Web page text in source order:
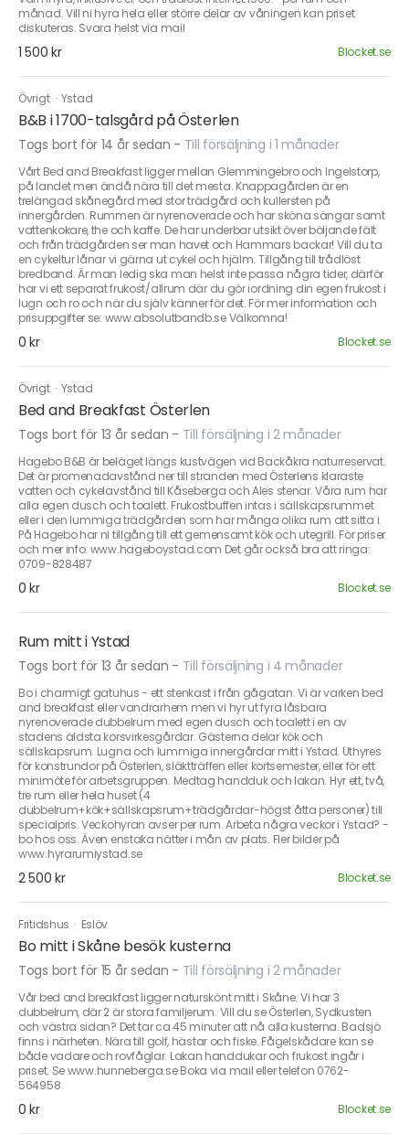
månad. Vill ni hyra hela eller större delar av våningen kan priset
diskuteras. Svara helst via mail
1 500 kr Blocket.se
Övrigt · Ystad
B&B i 1700-talsgård på Österlen
Togs bort för 14 år sedan - Till försäljning i 1 månader
Vårt Bed and Breakfast ligger mellan Glemmingebro och Ingelstorp,
på landet men ändå nära till det mesta. Knappagården är en
trelängad skånegård med stor trädgård och kullersten på
innergården. Rummen är nyrenoverade och har sköna sängar samt
vattenkokare, the och kaffe. De har underbar utsikt över böljande fält
och från trädgården ser man havet och Hammars backar! Vill du ta
en cykeltur lånar vi gärna ut cykel och hjälm. Tillgång till trådlöst
bredband. Är man ledig ska man helst inte passa några tider, därför
har vi ett separat frukost/allrum där du gör iordning din egen frukost i
lugn och ro och när du själv känner för det. För mer information och
prisuppgifter se: www.absolutbandb.se Välkomna!
0 kr Blocket.se
Övrigt · Ystad
Bed and Breakfast Österlen
Togs bort för 13 år sedan - Till försäljning i 2 månader
Hagebo B&B är beläget längs kustvägen vid Backåkra naturreservat.
Det är promenadavstånd ner till stranden med Österlens klaraste
vatten och cykelavstånd till Kåseberga och Ales stenar. Våra rum har
alla egen dusch och toalett. Frukostbuffen intas i sällskapsrummet
eller i den lummiga trädgården som har många olika rum att sitta i.
På Hagebo har ni tillgång till ett gemensamt kök och utegrill. För priser
och mer info: www.hageboystad.com Det går också bra att ringa:
0709-828487
0 kr Blocket.se
Rum mitt i Ystad
Togs bort för 13 år sedan - Till försäljning i 4 månader
Bo i charmigt gatuhus - ett stenkast i från gågatan. Vi är varken bed
and breakfast eller vandrarhem men vi hyr ut fyra låsbara
nyrenoverade dubbelrum med egen dusch och toalett i en av
stadens äldsta korsvirkesgårdar. Gästerna delar kök och
sällskapsrum. Lugna och lummiga innergårdar mitt i Ystad. Uthyres
för konstrundor på Österlen, släktträffen eller kortsemester, eller för ett
minimöte för arbetsgruppen. Medtag handduk och lakan. Hyr ett, två,
tre rum eller hela huset (4
dubbelrum+kök+sällskapsrum+trädgårdar-högst åtta personer) till
specialpris. Veckohyran avser per rum. Arbeta några veckor i Ystad? -
bo hos oss. Även enstaka nätter i mån av plats. Fler bilder på
www.hyrarumiystad.se
2 500 kr Blocket.se
Fritidshus · Eslöv
Bo mitt i Skåne besök kusterna
Togs bort för 15 år sedan - Till försäljning i 2 månader
Vår bed and breakfast ligger naturskönt mitt i Skåne. Vi har 3
dubbelrum, där 2 är stora familjerum. Vill du se Österlen, Sydkusten
och västra sidan? Det tar ca 45 minuter att nå alla kusterna. Badsjö
finns i närheten. Nära till golf, hästar och fiske. Fågelskådare kan se
både vadare och rovfåglar. Lakan handdukar och frukost ingår i
priset. Se www.hunneberga.se Boka via mail eller telefon 0762-
564958
0 kr Blocket.se